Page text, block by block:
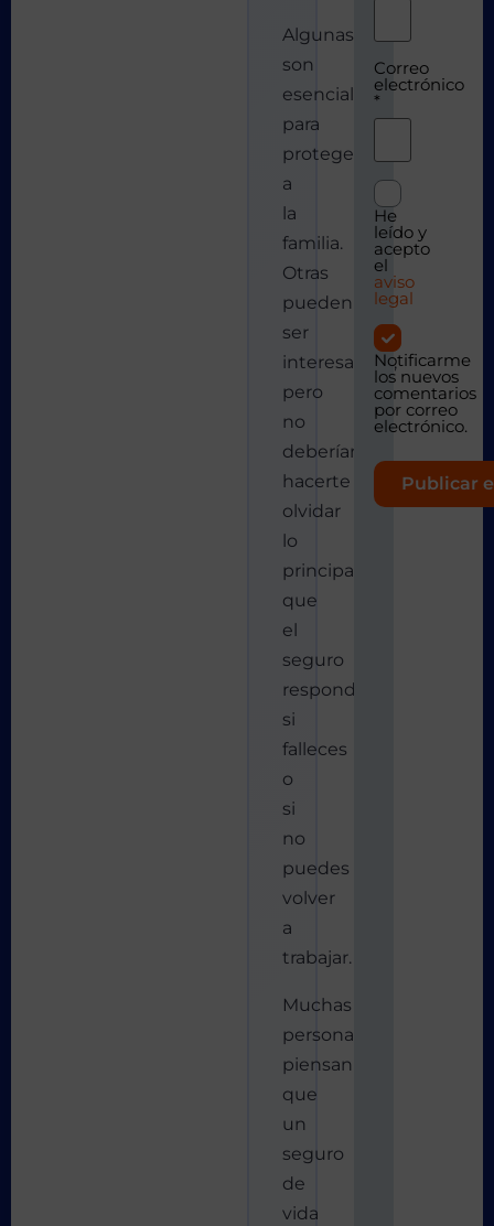
Algunas
son
esenciales
para
proteger
a
la
familia.
Otras
pueden
ser
interesantes,
pero
no
deberían
hacerte
olvidar
lo
principal:
que
el
seguro
responda
si
falleces
o
si
no
puedes
volver
a
trabajar.
Muchas
personas
piensan
que
un
seguro
de
vida
Correo
electrónico
*
He
leído y
acepto
el
aviso
legal
Notificarme
los nuevos
comentarios
por correo
electrónico.